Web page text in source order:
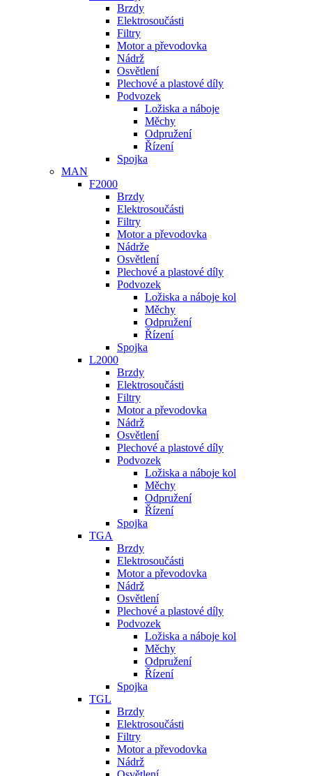
Brzdy
Elektrosoučásti
Filtry
Motor a převodovka
Nádrž
Osvětlení
Plechové a plastové díly
Podvozek
Ložiska a náboje
Měchy
Odpružení
Řízení
Spojka
MAN
F2000
Brzdy
Elektrosoučásti
Filtry
Motor a převodovka
Nádrže
Osvětlení
Plechové a plastové díly
Podvozek
Ložiska a náboje kol
Měchy
Odpružení
Řízení
Spojka
L2000
Brzdy
Elektrosoučásti
Filtry
Motor a převodovka
Nádrž
Osvětlení
Plechové a plastové díly
Podvozek
Ložiska a náboje kol
Měchy
Odpružení
Řízení
Spojka
TGA
Brzdy
Elektrosoučásti
Motor a převodovka
Nádrž
Osvětlení
Plechové a plastové díly
Podvozek
Ložiska a náboje kol
Měchy
Odpružení
Řízení
Spojka
TGL
Brzdy
Elektrosoučásti
Filtry
Motor a převodovka
Nádrž